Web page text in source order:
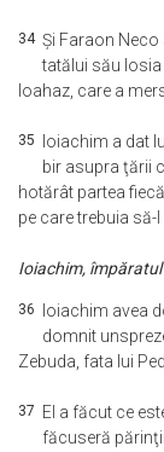
34 Şi Faraon Neco
tatălui său
Ioahaz, care a
35
Ioiachim a dat
bir asupra ţării
hotărât partea
pe care trebuia să-
Ioiachim,
36
Ioiachim avea
domnit
Zebuda, fata lui
37 El a făcut ce
făcuseră